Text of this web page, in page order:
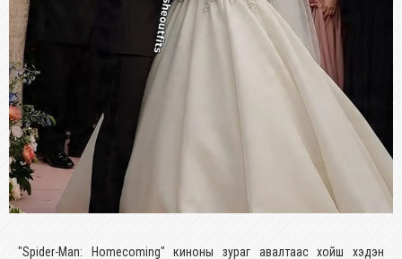
"Spider-Man: Homecoming" киноны зураг авалтаас хойш хэдэн